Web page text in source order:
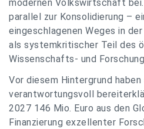
modernen Volkswirtschaft
parallel zur Konsolidierung –
eingeschlagenen Weges in
als systemkritischer Teil des
Wissenschafts- und
Vor diesem Hintergrund
verantwortungsvoll
2027 146 Mio. Euro aus den
Finanzierung exzellenter